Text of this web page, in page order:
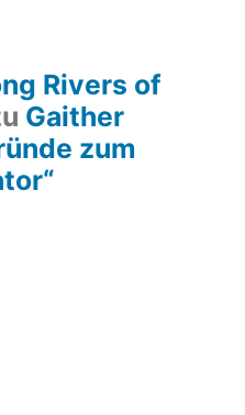
Rivers of
Gaither
zum